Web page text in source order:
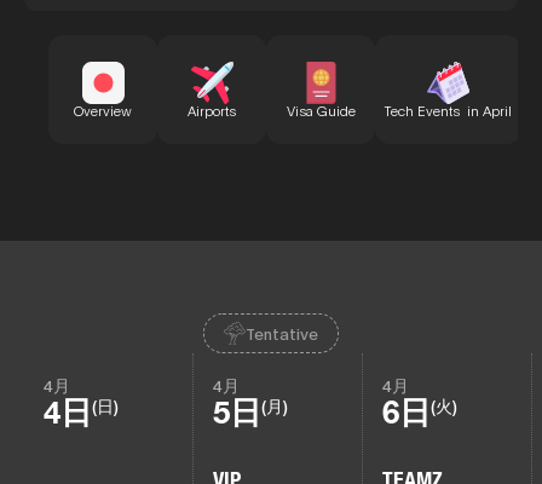
Overview Airports Visa Guide Tech Events in April
Tentative
4月
4日 (日)
4月
5日 (月)
4月
6日 (火)